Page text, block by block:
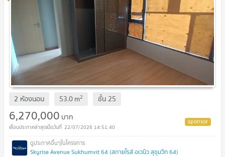
2 ห้องนอน 53.0m2 ชั้น 25
6,270,000 บาท
22/07/2026 14:51:40
Skyrise Avenue Sukhumvit 64 (สกายไรส์ อเวนิว สุขุมวิท 64)